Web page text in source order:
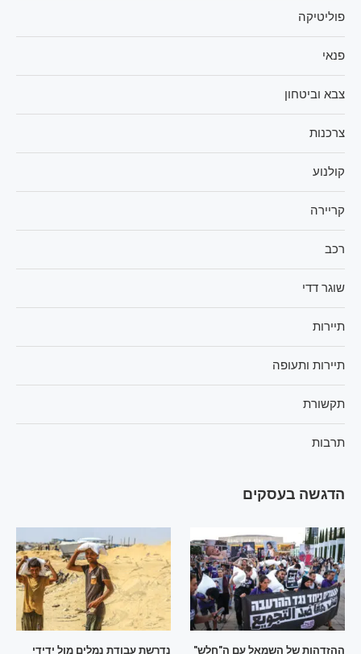
פוליטיקה
פנאי
צבא וביטחון
צרכנות
קולנוע
קריירה
רכב
שוגר דדי
תיירות
תיירות ותעופה
תקשורת
תרבות
הדגשה בעסקים
ההזדהות של השמאל עם ה"חלש"
נדרשת עבודת נמלים מול ידידי